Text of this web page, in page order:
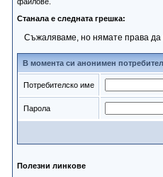
Станала е следната грешка:
Съжаляваме, но нямате права да
В момента си анонимен
Потребителско име
Парола
Полезни линкове